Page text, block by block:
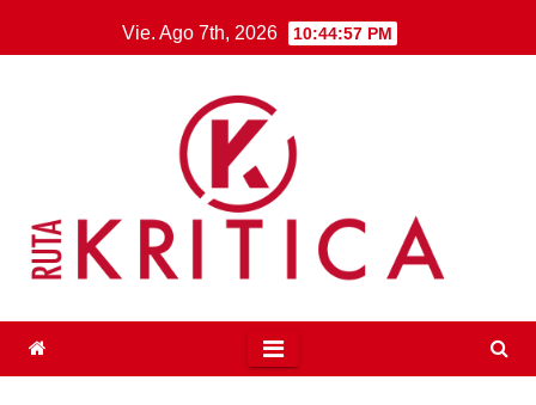
al
Vie. Ago 7th, 2026 10:44:57 PM